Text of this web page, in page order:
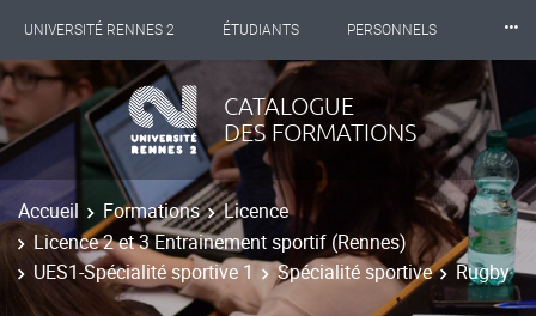
UNIVERSITÉ RENNES 2 ÉTUDIANTS PERSONNELS
INTERNATIONAL PROFESSIONNELS BIBLIOTHÈQUES
LES NOUVELLES DE RENNES 2
⸱⸱⸱
CATALOGUE
DES FORMATIONS
Accueil Formations
Licence
Licence 2 et 3 Entrainement sportif (Rennes)
UES1-Spécialité sportive 1
Spécialité sportive Rugby